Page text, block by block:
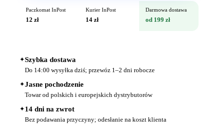
Paczkomat InPost
12 zł
Kurier InPost
14 zł
Darmowa dostawa
od 199 zł
✦Szybka dostawa
Do 14:00 wysyłka dziś; przewóz 1–2 dni robocze
✦Jasne pochodzenie
Towar od polskich i europejskich dystrybutorów
✦14 dni na zwrot
Bez podawania przyczyny; odesłanie na koszt klienta